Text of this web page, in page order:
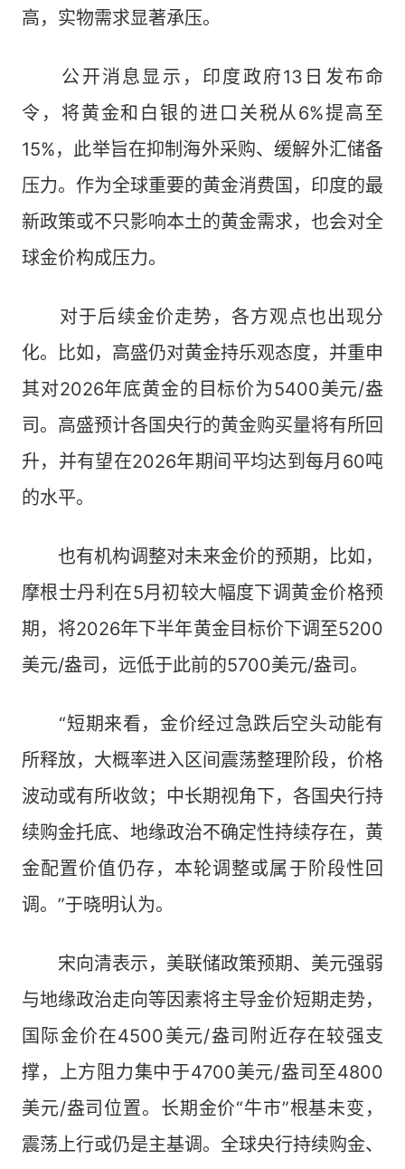
高，实物需求显著承压。
公开消息显示，印度政府13日发布命
令，将黄金和白银的进口关税从6%提高至
15%，此举旨在抑制海外采购、缓解外汇储备
压力。作为全球重要的黄金消费国，印度的最
新政策或不只影响本土的黄金需求，也会对全
球金价构成压力。
对于后续金价走势，各方观点也出现分
化。比如，高盛仍对黄金持乐观态度，并重申
其对2026年底黄金的目标价为5400美元/盎
司。高盛预计各国央行的黄金购买量将有所回
升，并有望在2026年期间平均达到每月60吨
的水平。
也有机构调整对未来金价的预期，比如，
摩根士丹利在5月初较大幅度下调黄金价格预
期，将2026年下半年黄金目标价下调至5200
美元/盎司，远低于此前的5700美元/盎司。
“短期来看，金价经过急跌后空头动能有
所释放，大概率进入区间震荡整理阶段，价格
波动或有所收敛；中长期视角下，各国央行持
续购金托底、地缘政治不确定性持续存在，黄
金配置价值仍存，本轮调整或属于阶段性回
调。”于晓明认为。
宋向清表示，美联储政策预期、美元强弱
与地缘政治走向等因素将主导金价短期走势，
国际金价在4500美元/盎司附近存在较强支
撑，上方阻力集中于4700美元/盎司至4800
美元/盎司位置。长期金价“牛市”根基未变，
震荡上行或仍是主基调。全球央行持续购金、